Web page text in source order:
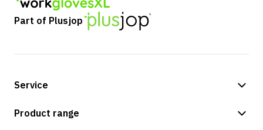
Part of Plusjop
Service
Payment methods
Product range